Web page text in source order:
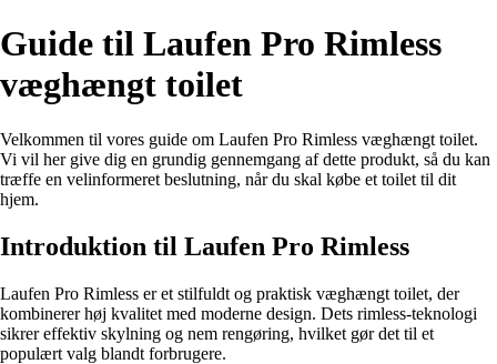
Guide til Laufen Pro Rimless
væghængt toilet
Velkommen til vores guide om Laufen Pro Rimless væghængt toilet.
Vi vil her give dig en grundig gennemgang af dette produkt, så du kan
træffe en velinformeret beslutning, når du skal købe et toilet til dit
hjem.
Introduktion til Laufen Pro Rimless
Laufen Pro Rimless er et stilfuldt og praktisk væghængt toilet, der
kombinerer høj kvalitet med moderne design. Dets rimless-teknologi
sikrer effektiv skylning og nem rengøring, hvilket gør det til et
populært valg blandt forbrugere.